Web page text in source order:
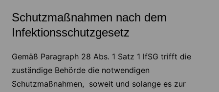
Schutzmaßnahmen nach dem
Infektionsschutzgesetz
Gemäß Paragraph 28 Abs. 1 Satz 1 lfSG trifft die
zuständige Behörde die notwendigen
Schutzmaßnahmen, soweit und solange es zur